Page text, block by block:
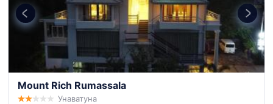
Mount Rich Rumassala
Унаватуна